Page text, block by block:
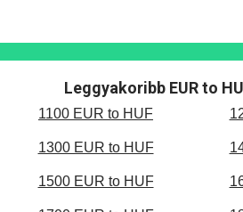
Leggyakoribb EUR to
1100 EUR to HUF
1300 EUR to HUF
1500 EUR to HUF